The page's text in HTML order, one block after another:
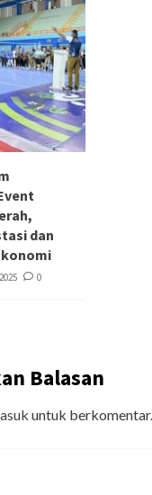
dan
0
Balasan
untuk berkomentar.